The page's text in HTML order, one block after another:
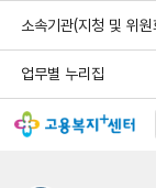
소속기관(지청 및 위원
업무별 누리집